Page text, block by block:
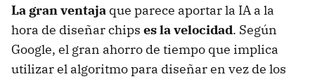
La gran ventaja que parece aportar la IA a la
hora de diseñar chips es la velocidad. Según
Google, el gran ahorro de tiempo que implica
utilizar el algoritmo para diseñar en vez de los